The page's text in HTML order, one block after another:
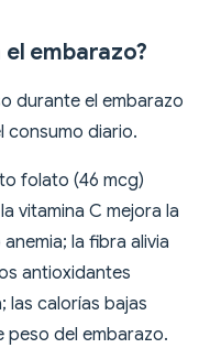
el embarazo?
durante el embarazo
consumo diario.
folato (46 mcg)
vitamina C mejora la
la fibra alivia
antioxidantes
las calorías bajas
peso del embarazo.